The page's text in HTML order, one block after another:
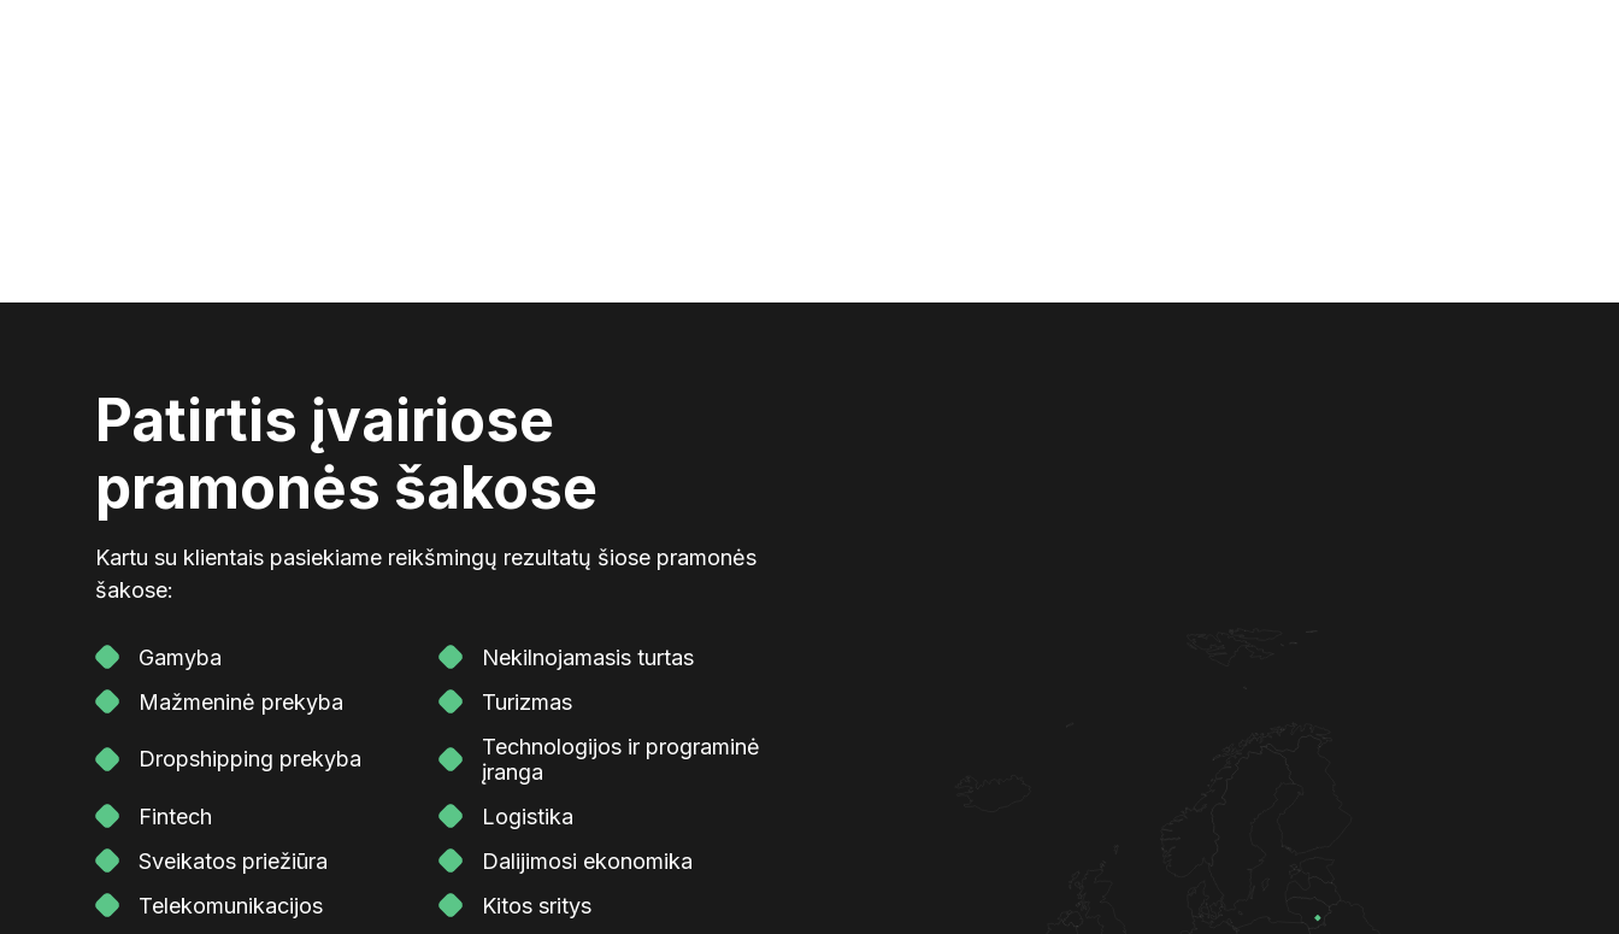
Patirtis įvairiose
pramonės šakose
Kartu su klientais pasiekiame reikšmingų rezultatų šiose pramonės
šakose:
Gamyba
Nekilnojamasis turtas
Mažmeninė prekyba
Turizmas
Dropshipping prekyba
Technologijos ir programinė
įranga
Fintech
Logistika
Sveikatos priežiūra
Dalijimosi ekonomika
Telekomunikacijos
Kitos sritys